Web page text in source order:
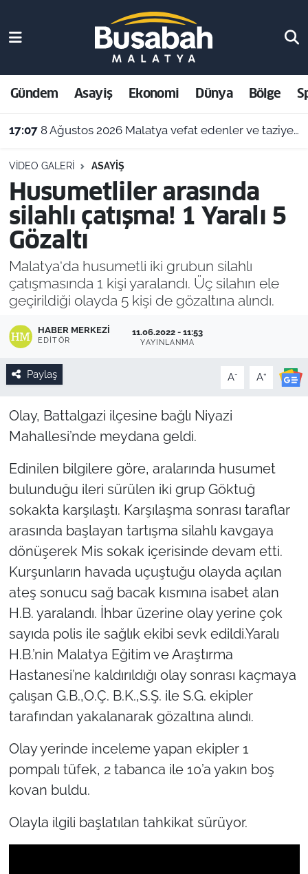
Gündem Asayiş Ekonomi Dünya Bölge
17:07 8 Ağustos 2026 Malatya vefat edenler ve taziye adresleri
VIDEO GALERI ASAYIŞ
Husumetliler arasında
silahlı çatışma! 1 Yaralı 5
Gözaltı
Malatya‘da husumetli iki grubun silahlı
çatışmasında 1 kişi yaralandı. Üç silahın ele
geçirildiği olayda 5 kişi de gözaltına alındı.
HABER MERKEZI
EDITÖR
11.06.2022 - 11:53
YAYINLANMA
Paylaş A- A+
Olay, Battalgazi ilçesine bağlı Niyazi
Mahallesi’nde meydana geldi.
Edinilen bilgilere göre, aralarında husumet
bulunduğu ileri sürülen iki grup Göktuğ
sokakta karşılaştı. Karşılaşma sonrası taraflar
arasında başlayan tartışma silahlı kavgaya
dönüşerek Mis sokak içerisinde devam etti.
Kurşunların havada uçuştuğu olayda açılan
ateş sonucu sağ bacak kısmına isabet alan
H.B. yaralandı. İhbar üzerine olay yerine çok
sayıda polis ile sağlık ekibi sevk edildi.Yaralı
H.B.’nin Malatya Eğitim ve Araştırma
Hastanesi’ne kaldırıldığı olay sonrası kaçmaya
çalışan G.B.,O.Ç. B.K.,S.Ş. ile S.G. ekipler
tarafından yakalanarak gözaltına alındı.
Olay yerinde inceleme yapan ekipler 1
pompalı tüfek, 2 tabanca ile 10’a yakın boş
kovan buldu.
Olayla ilgili başlatılan tahkikat sürüyor.
Asayiş
Ekonomi
Dünya
Bölge
Spor
Resmi İlanlar
Malatya Nöbetçi Eczaneler
Malatya Hava Durumu
Malatya Namaz Vakitleri
Malatya Trafik Yoğunluk Haritası
Süper Lig Puan Durumu ve Fikstür
Tüm Manşetler
Son Dakika Haberleri
Haber Arşivi